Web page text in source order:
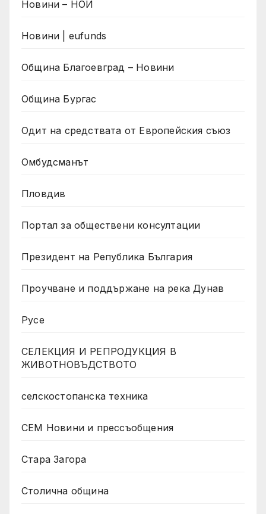
Новини – НОИ
Новини | eufunds
Община Благоевград – Новини
Община Бургас
Одит на средствата от Европейския съюз
Омбудсманът
Пловдив
Портал за обществени консултации
Президент на Република България
Проучване и поддържане на река Дунав
Русе
СЕЛЕКЦИЯ И РЕПРОДУКЦИЯ В
ЖИВОТНОВЪДСТВОТО
селскостопанска техника
СЕМ Новини и прессъобщения
Стара Загора
Столична община